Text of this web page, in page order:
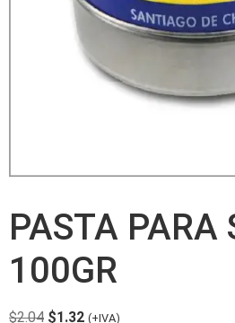
PASTA PARA
100GR
$2.04 $1.32 (+IVA)